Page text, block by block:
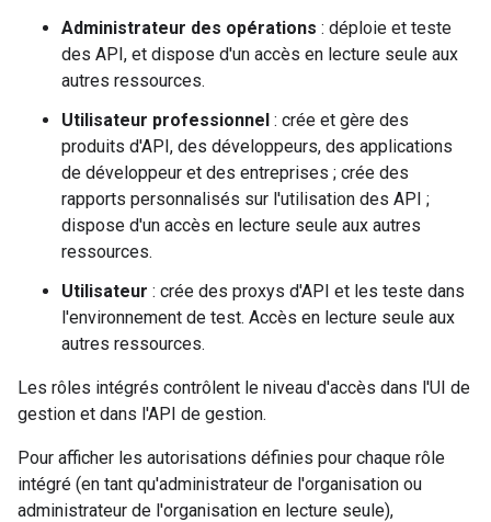
Administrateur des opérations : déploie et teste
des API, et dispose d'un accès en lecture seule aux
autres ressources.
Utilisateur professionnel : crée et gère des
produits d'API, des développeurs, des applications
de développeur et des entreprises ; crée des
rapports personnalisés sur l'utilisation des API ;
dispose d'un accès en lecture seule aux autres
ressources.
Utilisateur : crée des proxys d'API et les teste dans
l'environnement de test. Accès en lecture seule aux
autres ressources.
Les rôles intégrés contrôlent le niveau d'accès dans l'UI de
gestion et dans l'API de gestion.
Pour afficher les autorisations définies pour chaque rôle
intégré (en tant qu'administrateur de l'organisation ou
administrateur de l'organisation en lecture seule),